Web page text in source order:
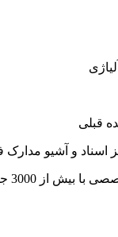
قبلی
اسناد و آشیو مدارک
-